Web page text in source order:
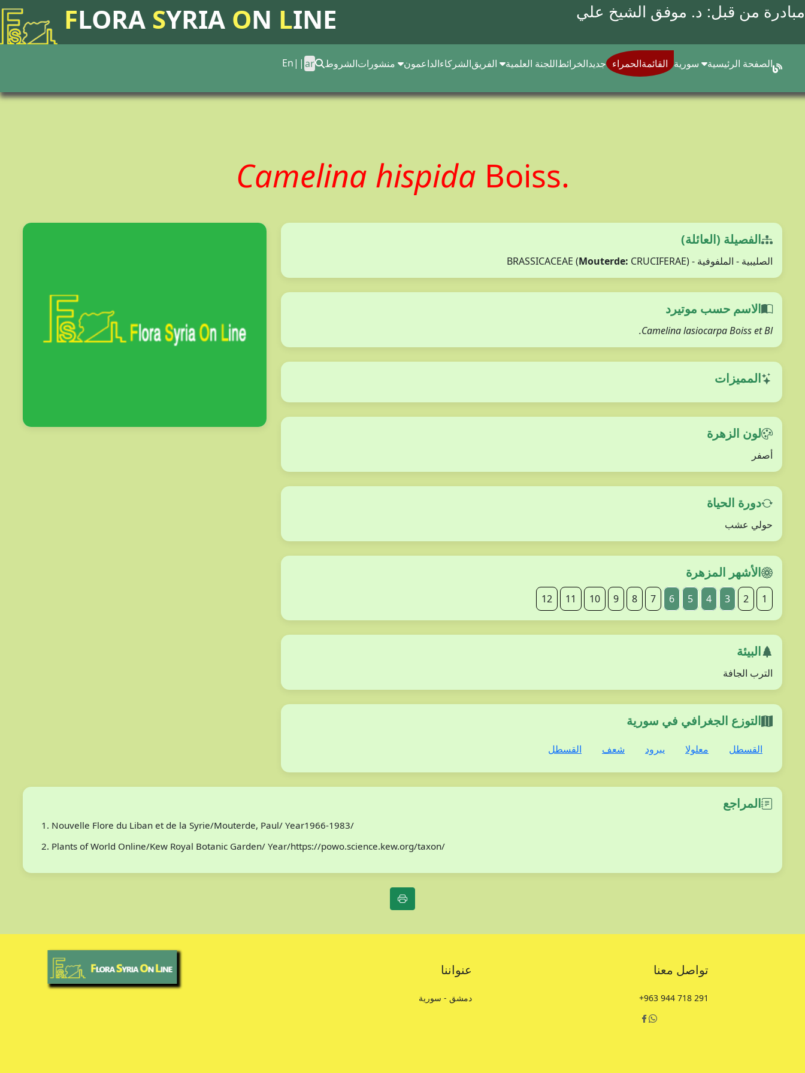
FLORA SYRIA ON LINE مبادرة من قبل: د. موفق الشيخ علي
الصفحة الرئيسية القائمةالحمراء جديدالخرائطاللجنة العلمية الشركاءالداعمون الشروط En|| ar
Camelina hispida Boiss.
الفصيلة (العائلة)
الصليبية - الملفوفية - BRASSICACEAE ( Mouterde: CRUCIFERAE)
الاسم حسب موتيرد
Camelina lasiocarpa Boiss et Bl.
المميزات
لون الزهرة
أصفر
دورة الحياة
حولي عشب
الأشهر المزهرة
1
2
3
4
5
6
7
8
9
10
11
12
البيئة
الترب الجافة
التوزع الجغرافي في سورية
القسطل معلولا يبرود شعف القسطل
المراجع
Nouvelle Flore du Liban et de la Syrie/Mouterde, Paul/ Year1966-1983/
Plants of World Online/Kew Royal Botanic Garden/ Year/https://powo.science.kew.org/taxon/
عنواننا
دمشق - سورية
تواصل معنا
+963 944 718 291